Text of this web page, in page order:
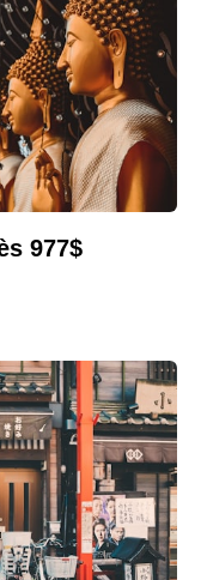
977$